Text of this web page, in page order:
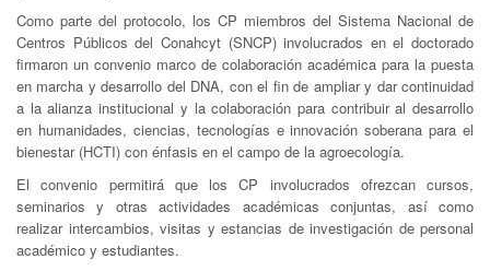
Como parte del protocolo, los CP miembros del Sistema Nacional de
Centros Públicos del Conahcyt (SNCP) involucrados en el doctorado
firmaron un convenio marco de colaboración académica para la puesta
en marcha y desarrollo del DNA, con el fin de ampliar y dar continuidad
a la alianza institucional y la colaboración para contribuir al desarrollo
en humanidades, ciencias, tecnologías e innovación soberana para el
bienestar (HCTI) con énfasis en el campo de la agroecología.
El convenio permitirá que los CP involucrados ofrezcan cursos,
seminarios y otras actividades académicas conjuntas, así como
realizar intercambios, visitas y estancias de investigación de personal
académico y estudiantes.